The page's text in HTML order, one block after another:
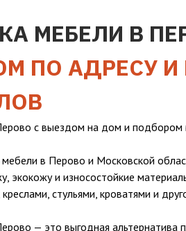
МЕБЕЛИ В
ПО АДРЕСУ
с выездом на дом и подбором
в Перово и Московской
экокожу и износостойкие
стульями, кроватями и
— это выгодная альтернатива